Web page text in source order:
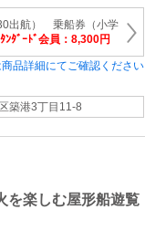
出航） 乗船券（小学
ﾀﾞｰﾄﾞ会員：8,300円
品詳細にてご確認ください
築港3丁目11-8
を楽しむ屋形船遊覧